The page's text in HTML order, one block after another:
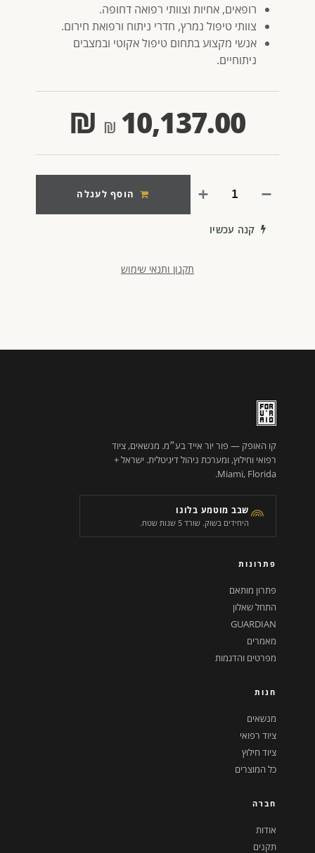
רופאים, אחיות וצוותי רפואה דחופה.
צוותי טיפול נמרץ, חדרי ניתוח ורפואת חירום.
אנשי מקצוע בתחום טיפול אקוטי ובמצבים
ניתוחיים.
10,137.00
₪
הוסף לעגלה
קנה עכשיו
תקנון ותנאי שימוש
קו האופק — פור יור אייד בע״מ. מנשאים, ציוד
רפואי וחילוץ, ומערכת ניהול דיגיטלית. ישראל +
Miami, Florida.
שבב מוטמע בלוגו
היחידים בשוק. שורד 5 שנות שטח.
פתרונות
פתרון מותאם
התחל שאלון
GUARDIAN
מאמרים
מפרטים והדגמות
חנות
מנשאים
ציוד רפואי
ציוד חילוץ
כל המוצרים
חברה
אודות
תקנים